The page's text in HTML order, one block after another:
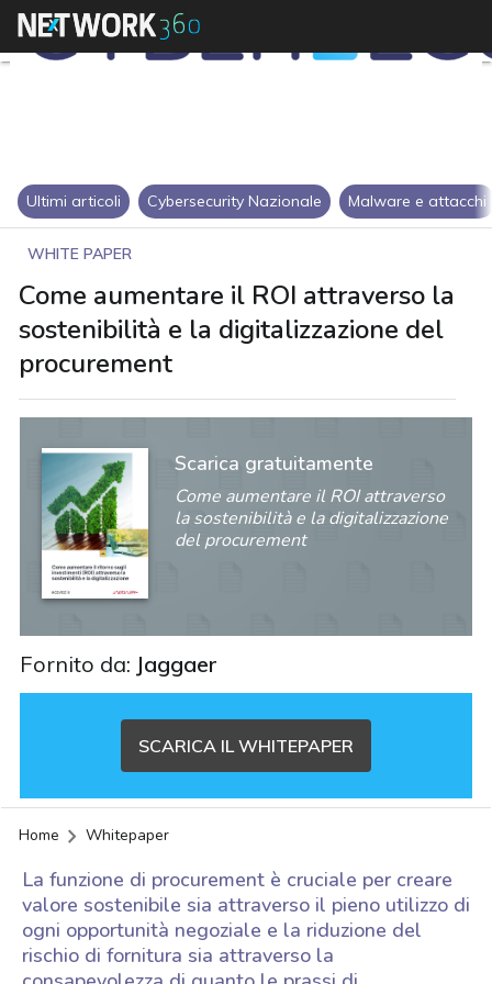
Ultimi articoli Cybersecurity Nazionale Malware e attacchi
WHITE PAPER
Come aumentare il ROI attraverso la
sostenibilità e la digitalizzazione del
procurement
Scarica gratuitamente
Come aumentare il ROI attraverso
la sostenibilità e la digitalizzazione
del procurement
Fornito da: Jaggaer
SCARICA IL WHITEPAPER
Home Whitepaper
La funzione di procurement è cruciale per creare
valore sostenibile sia attraverso il pieno utilizzo di
ogni opportunità negoziale e la riduzione del
rischio di fornitura sia attraverso la